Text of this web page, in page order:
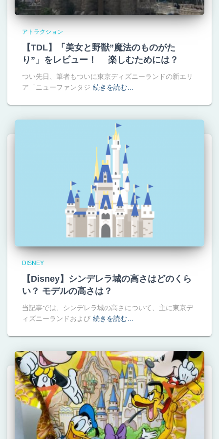
アトラクション
【TDL】「美女と野獣”魔法のものがた
り”」をレビュー！ 楽しむためには？
つい先日、筆者もついに東京ディズニーランドの新エリ
ア「ニューファンタジ 続きを読む…
DISNEY
【Disney】シンデレラ城の高さはどのくら
い？ モデルの高さは？
当記事では、シンデレラ城の高さについて、主に東京デ
ィズニーランドおよび 続きを読む…